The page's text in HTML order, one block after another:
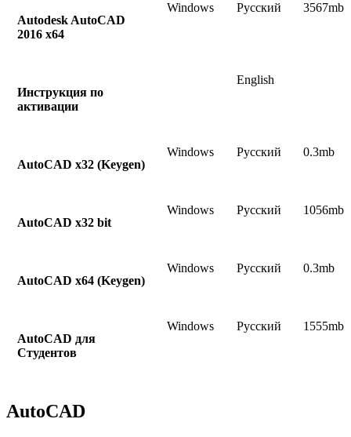
Autodesk AutoCAD
2016 x64
Windows Русский 3567mb
Инструкция по
активации
English
AutoCAD x32 (Keygen)
Windows Русский 0.3mb
AutoCAD x32 bit
Windows Русский 1056mb
AutoCAD x64 (Keygen)
Windows Русский 0.3mb
AutoCAD для
Студентов
Windows Русский 1555mb
AutoCAD